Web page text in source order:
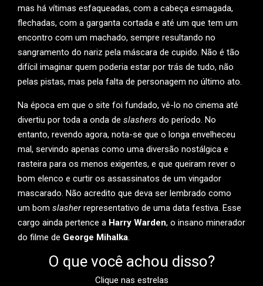
mas há vítimas esfaqueadas, com a cabeça esmagada,
flechadas, com a garganta cortada e até um que tem um
encontro com um machado, sempre resultando no
sangramento do nariz pela máscara de cupido. Não é tão
difícil imaginar quem poderia estar por trás de tudo, não
pelas pistas, mas pela falta de personagem no último ato.
Na época em que o site foi fundado, vê-lo no cinema até
divertiu por toda a onda de slashers do período. No
entanto, revendo agora, nota-se que o longa envelheceu
mal, servindo apenas como uma diversão nostálgica e
rasteira para os menos exigentes, e que queiram rever o
bom elenco e curtir os assassinatos de um vingador
mascarado. Não acredito que deva ser lembrado como
um bom slasherrepresentativo de uma data festiva. Esse
cargo ainda pertence a Harry Warden, o insano minerador
do filme de George Mihalka.
O que você achou disso?
Clique nas estrelas